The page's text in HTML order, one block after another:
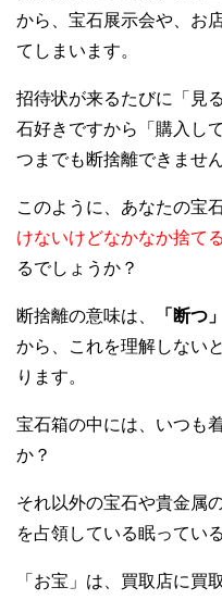
から、宝石展示会や、お
てしまいます。
招待状が来るたびに「見
石好きですから「購入し
つまでも断捨離できません
このように、あなたの宝
けないけどなかなか捨て
るでしょうか？
断捨離の意味は、 「断つ
から、これを理解しない
ります。
宝石箱の中には、いつも
か？
それ以外の宝石や貴金属
を占領している眠ってい
「お宝」は、買取店に買